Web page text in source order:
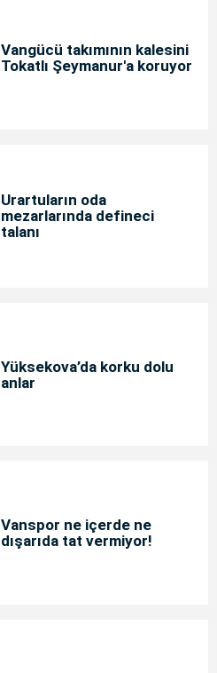
Vangücü takımının kalesini
Tokatlı Şeymanur'a koruyor
Urartuların oda
mezarlarında defineci
talanı
Yüksekova’da korku dolu
anlar
Vanspor ne içerde ne
dışarıda tat vermiyor!